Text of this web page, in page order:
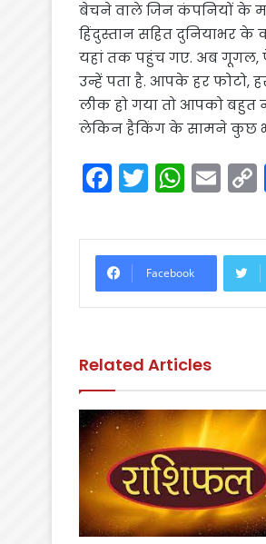
बेचने वाले जिन कंपनियों के
हिंदुस्तान सहित दुनियाभर
यहां तक पहुंच गए. अब गूगल,
उन्हें पता है. आपके हर फोटो,
लीक हो गया तो आपको बहुत
लेकिन हैकिंग के सामने कुछ
F
a
c
e
b
o
k
T
w
itt
er
W
h
a
ts
A
p
E
m
ai
l
Facebook
Related Articles